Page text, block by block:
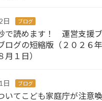
日 ブログ
で読めます！ 運営支援
ログの短縮版（２０２６
月１日）
日 ブログ
いてこども家庭庁が注意喚